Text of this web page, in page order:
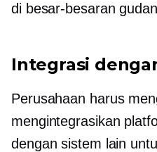
di besar-besaran
Integrasi
Perusahaan harus
mengintegrasikan
dengan sistem lain